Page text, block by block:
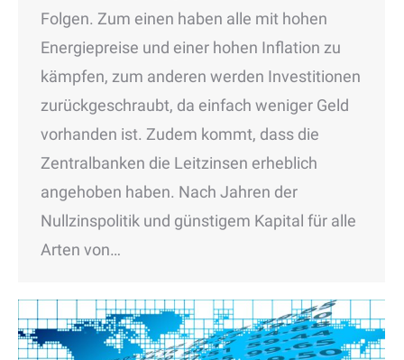
Folgen. Zum einen haben alle mit hohen
Energiepreise und einer hohen Inflation zu
kämpfen, zum anderen werden Investitionen
zurückgeschraubt, da einfach weniger Geld
vorhanden ist. Zudem kommt, dass die
Zentralbanken die Leitzinsen erheblich
angehoben haben. Nach Jahren der
Nullzinspolitik und günstigem Kapital für alle
Arten von…